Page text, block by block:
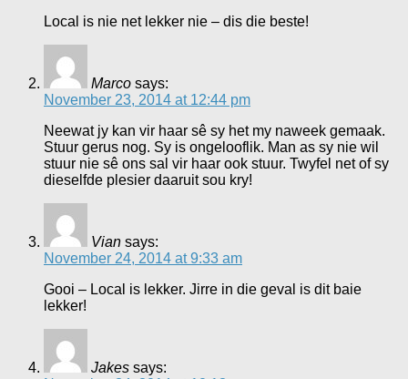
Local is nie net lekker nie – dis die beste!
Marco says:
November 23, 2014 at 12:44 pm
Neewat jy kan vir haar sê sy het my naweek gemaak.
Stuur gerus nog. Sy is ongelooflik. Man as sy nie wil
stuur nie sê ons sal vir haar ook stuur. Twyfel net of sy
dieselfde plesier daaruit sou kry!
Vian says:
November 24, 2014 at 9:33 am
Gooi – Local is lekker. Jirre in die geval is dit baie
lekker!
Jakes says: